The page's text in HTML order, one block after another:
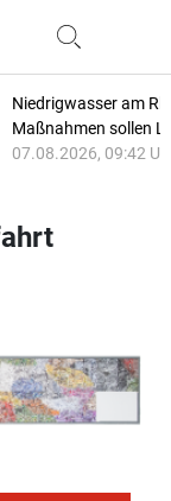
Niedrigwasser am
Maßnahmen sollen
07.08.2026, 09:42